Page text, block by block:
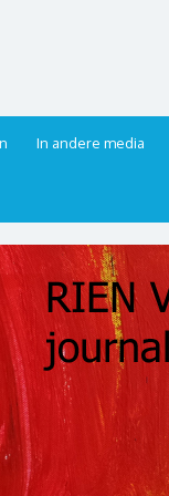
In andere media